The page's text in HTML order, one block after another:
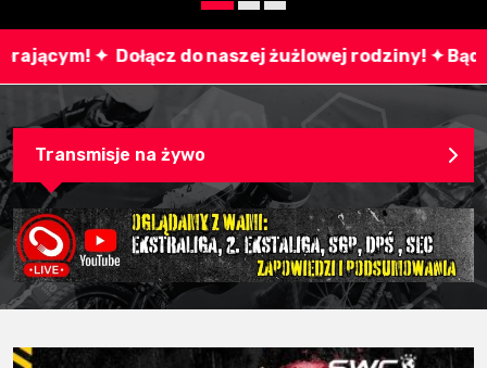
żużlowej rodziny! ✦ Bądź z nami na YouTube i
Transmisje na żywo